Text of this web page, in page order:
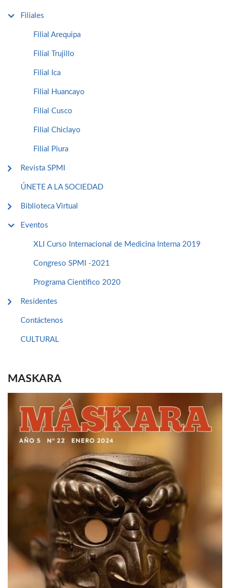
Filiales
Filial Arequipa
Filial Trujillo
Filial Ica
Filial Huancayo
Filial Cusco
Filial Chiclayo
Filial Piura
Revista SPMI
ÚNETE A LA SOCIEDAD
Biblioteca Virtual
Eventos
XLI Curso Internacional de Medicina Interna 2019
Congreso SPMI -2021
Programa Cientifico 2020
Residentes
Contáctenos
CULTURAL
MASKARA